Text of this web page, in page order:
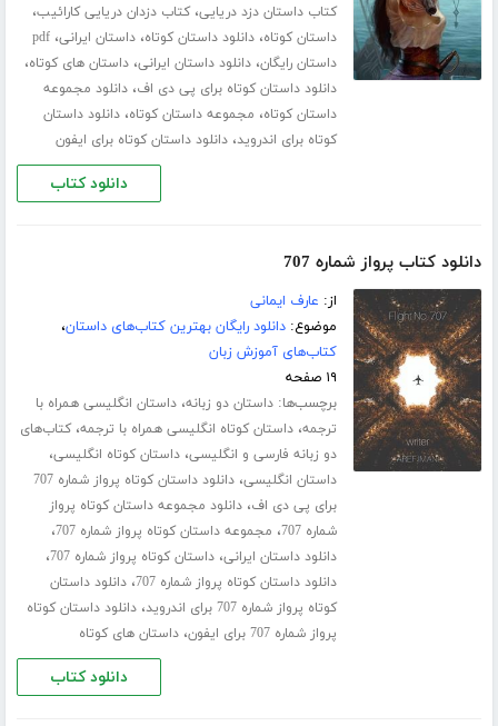
کتاب داستان دزد دریایی،کتاب دزدان دریایی کارائیب،
داستان کوتاه،دانلود داستان کوتاه،داستان ایرانی،pdf
داستان رایگان،دانلود داستان ایرانی،داستان های کوتاه،
دانلود داستان کوتاه برای پی دی اف،دانلود مجموعه
داستان کوتاه، مجموعه داستان کوتاه،دانلود داستان
کوتاه برای اندروید،دانلود داستان کوتاه برای ایفون
دانلود کتاب
دانلود کتاب پرواز شماره 707
از: عارف ایمانی
موضوع:دانلود رایگان بهترین کتاب‌های داستان،
کتاب‌های آموزش زبان
۱۹ صفحه
برچسب‌ها:داستان دو زبانه،داستان انگلیسی همراه با
ترجمه،داستان کوتاه انگلیسی همراه با ترجمه،کتاب‌های
دو زبانه فارسی و انگلیسی،داستان کوتاه انگلیسی،
داستان انگلیسی،
دانلود داستان کوتاه پرواز شماره 707
برای پی دی اف،دانلود مجموعه داستان کوتاه پرواز
شماره 707
، مجموعه داستان کوتاه پرواز شماره 707 ،
دانلود داستان ایرانی،داستان کوتاه پرواز شماره 707 ،
دانلود داستان کوتاه پرواز شماره 707 ،دانلود داستان
کوتاه پرواز شماره 707 برای اندروید
،دانلود داستان کوتاه
پرواز شماره 707 برای ایفون
،داستان های کوتاه
دانلود کتاب